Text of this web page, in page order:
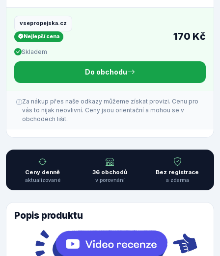
vsepropejska.cz
Nejlepší cena
Skladem
170 Kč
Do obchodu
Za nákup přes naše odkazy můžeme získat provizi. Cenu pro
vás to nijak neovlivní. Ceny jsou orientační a mohou se v
obchodech lišit.
Ceny denně
aktualizované
36 obchodů
v porovnání
Bez registrace
a zdarma
Popis produktu